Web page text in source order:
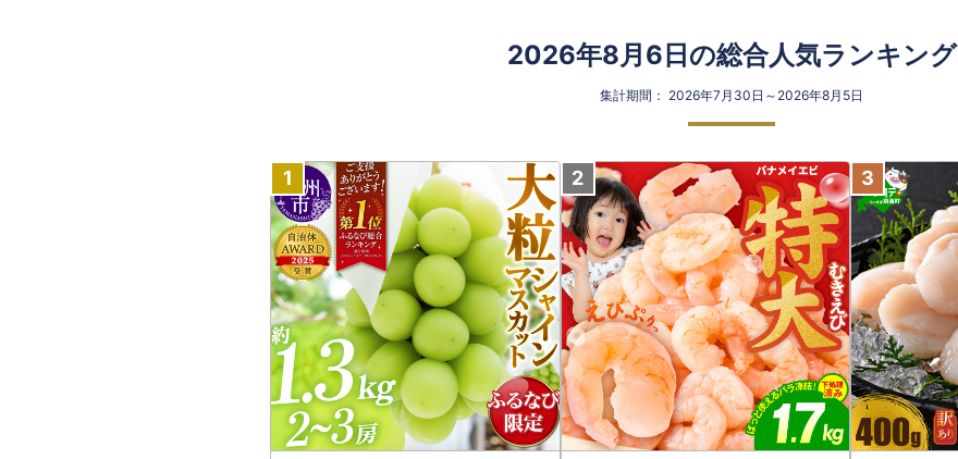
2026年8月6日の総合人気ランキング
集計期間： 2026年7月30日～2026年8月5日